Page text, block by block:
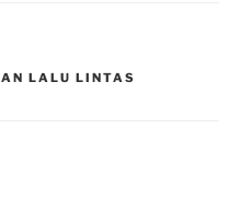
LALU LINTAS